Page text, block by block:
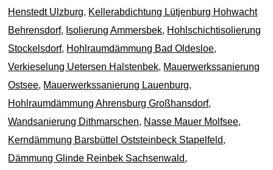
Henstedt Ulzburg, Kellerabdichtung Lütjenburg Hohwacht
Behrensdorf, Isolierung Ammersbek, Hohlschichtisolierung
Stockelsdorf, Hohlraumdämmung Bad Oldesloe,
Verkieselung Uetersen Halstenbek, Mauerwerkssanierung
Ostsee, Mauerwerkssanierung Lauenburg,
Hohlraumdämmung Ahrensburg Großhansdorf,
Wandsanierung Dithmarschen, Nasse Mauer Molfsee,
Kerndämmung Barsbüttel Oststeinbeck Stapelfeld,
Dämmung Glinde Reinbek Sachsenwald,